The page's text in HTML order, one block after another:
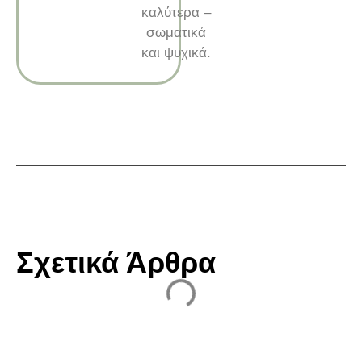
καλύτερα –
σωματικά
και ψυχικά.
Σχετικά Άρθρα